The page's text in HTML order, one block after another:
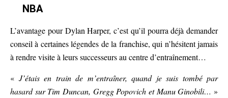
NBA
L’avantage pour Dylan Harper, c’est qu’il pourra déjà demander
conseil à certaines légendes de la franchise, qui n’hésitent jamais
à rendre visite à leurs successeurs au centre d’entraînement…
« J’étais en train de m’entraîner, quand je suis tombé par
hasard sur Tim Duncan, Gregg Popovich et Manu Ginobili… »